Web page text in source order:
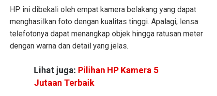
HP ini dibekali oleh empat kamera belakang yang dapat
menghasilkan foto dengan kualitas tinggi. Apalagi, lensa
telefotonya dapat menangkap objek hingga ratusan meter
dengan warna dan detail yang jelas.
Lihat juga: Pilihan HP Kamera 5
Jutaan Terbaik